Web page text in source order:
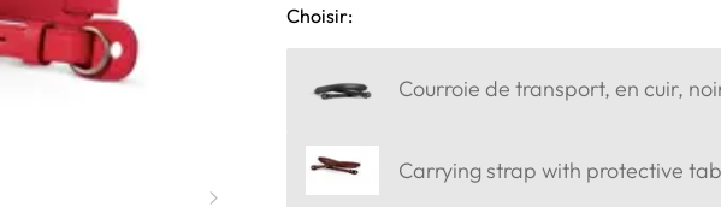
Choisir:
Courroie de transport, en cuir,
Carrying strap with protective